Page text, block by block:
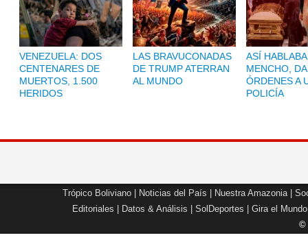
VENEZUELA: DOS
CENTENARES DE
MUERTOS, 1.500
HERIDOS
LAS BRAVUCONADAS
DE TRUMP ATERRAN
AL MUNDO
ASÍ
MENCHO,
ÓRDENES A
POLICÍA
Trópico Boliviano Noticias del País Nuestra Amazonia|
Editoriales
Datos & Análisis SolDeportes Gira el Mundo
©